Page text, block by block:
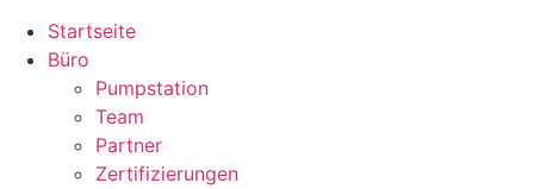
Startseite
Büro
Pumpstation
Team
Partner
Zertifizierungen